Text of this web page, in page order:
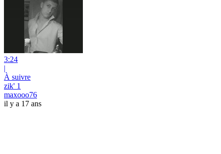
3:24
|
À suivre
zik' 1
maxooo76
il y a 17 ans